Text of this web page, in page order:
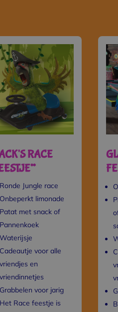
RACE
Ronde Jungle race
Onbeperkt limonade
Patat met snack of
Pannenkoek
Waterijsje
Cadeautje voor alle
vriendjes en
vriendinnetjes
Grabbelen voor jarig
Het Race feestje is